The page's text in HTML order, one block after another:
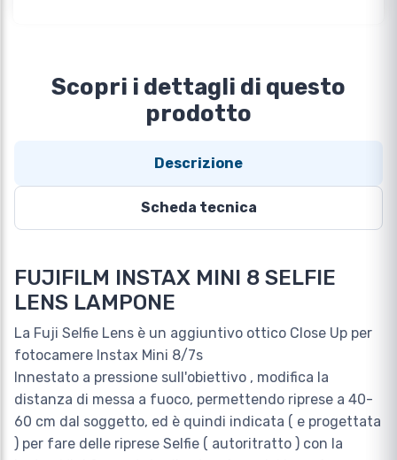
Scopri i dettagli di questo
prodotto
Descrizione
Scheda tecnica
FUJIFILM INSTAX MINI 8 SELFIE
LENS LAMPONE
La Fuji Selfie Lens è un aggiuntivo ottico Close Up per
fotocamere Instax Mini 8/7s
Innestato a pressione sull'obiettivo , modifica la
distanza di messa a fuoco, permettendo riprese a 40-
60 cm dal soggetto, ed è quindi indicata ( e progettata
) per fare delle riprese Selfie ( autoritratto ) con la